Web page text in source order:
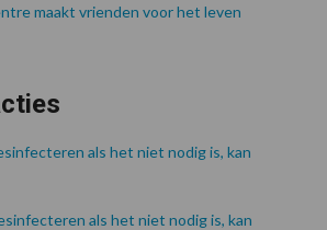
maakt vrienden voor het leven
als het niet nodig is, kan
als het niet nodig is, kan